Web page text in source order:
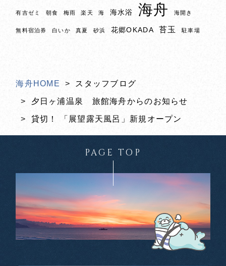
有吉ゼミ 朝食 梅雨 楽天 海 海水浴 海舟 海開き
無料宿泊券 白いか 真夏 砂浜 花郷OKADA 苔玉 駐車場
海舟HOME スタッフブログ
夕日ヶ浦温泉 旅館海舟からのお知らせ
貸切！ 「展望露天風呂」新規オープン
PAGE TOP